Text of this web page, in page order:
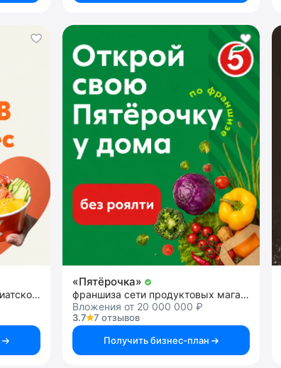
франшиза японской и паназиатской кухни
«Пятёрочка»
франшиза сети продуктовых магазинов
Вложения от 20 000 000 ₽
3.7
7 отзывов
Получить бизнес-план